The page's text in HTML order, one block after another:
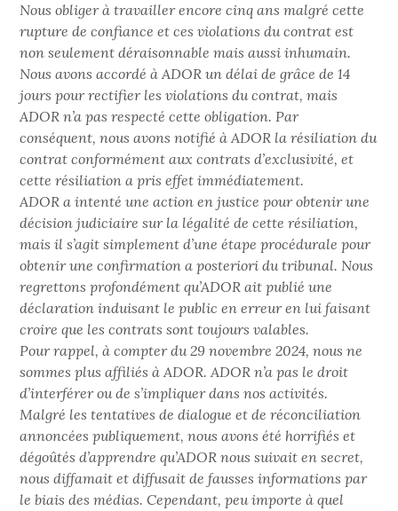
Nous obliger à travailler encore cinq ans malgré cette
rupture de confiance et ces violations du contrat est
non seulement déraisonnable mais aussi inhumain.
Nous avons accordé à ADOR un délai de grâce de 14
jours pour rectifier les violations du contrat, mais
ADOR n’a pas respecté cette obligation. Par
conséquent, nous avons notifié à ADOR la ​​résiliation du
contrat conformément aux contrats d’exclusivité, et
cette résiliation a pris effet immédiatement.
ADOR a intenté une action en justice pour obtenir une
décision judiciaire sur la légalité de cette résiliation,
mais il s’agit simplement d’une étape procédurale pour
obtenir une confirmation a posteriori du tribunal. Nous
regrettons profondément qu’ADOR ait publié une
déclaration induisant le public en erreur en lui faisant
croire que les contrats sont toujours valables.
Pour rappel, à compter du 29 novembre 2024, nous ne
sommes plus affiliés à ADOR. ADOR n’a pas le droit
d’interférer ou de s’impliquer dans nos activités.
Malgré les tentatives de dialogue et de réconciliation
annoncées publiquement, nous avons été horrifiés et
dégoûtés d’apprendre qu’ADOR nous suivait en secret,
nous diffamait et diffusait de fausses informations par
le biais des médias. Cependant, peu importe à quel